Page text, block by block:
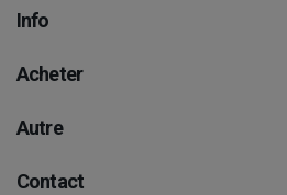
Info
Acheter
Autre
Contact